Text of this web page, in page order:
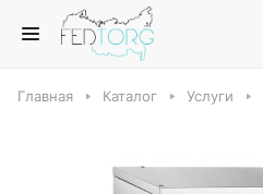
Главная Каталог Услуги